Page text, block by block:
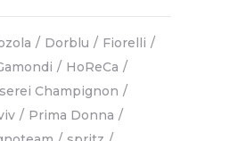
Dorblu
Fiorelli
HoReCa
Champignon
Prima Donna